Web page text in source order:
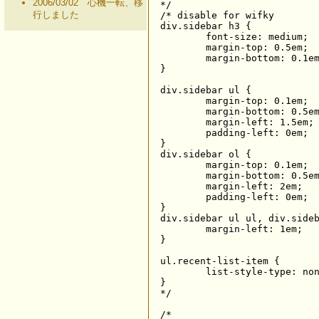
*/
/* disable for wifky
div.sidebar h3 {
}
div.sidebar ul {
}
div.sidebar ol {
}
div.sidebar ul ul,
}
ul.recent-list-item {
}
*/
/*
2006/03/02 心機一転、移
行しました